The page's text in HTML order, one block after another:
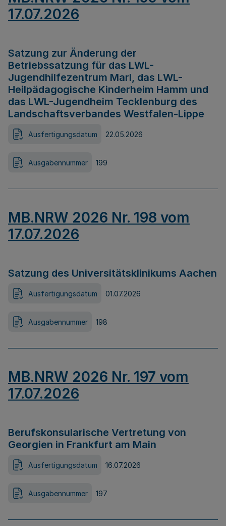
17.07.2026
Satzung zur Änderung der
Betriebssatzung für das LWL-
Jugendhilfezentrum Marl, das LWL-
Heilpädagogische Kinderheim Hamm und
das LWL-Jugendheim Tecklenburg des
Landschaftsverbandes Westfalen-Lippe
Ausfertigungsdatum 22.05.2026
Ausgabennummer 199
MB.NRW 2026 Nr. 198 vom
17.07.2026
Satzung des Universitätsklinikums Aachen
Ausfertigungsdatum 01.07.2026
Ausgabennummer 198
MB.NRW 2026 Nr. 197 vom
17.07.2026
Berufskonsularische Vertretung von
Georgien in Frankfurt am Main
Ausfertigungsdatum 16.07.2026
Ausgabennummer 197